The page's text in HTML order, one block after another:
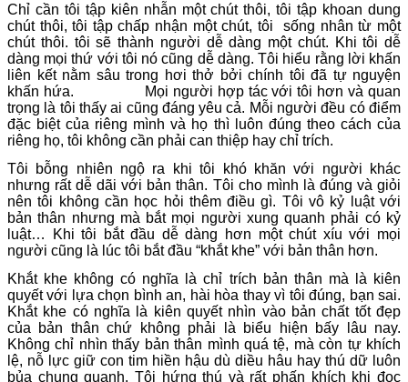
Chỉ cần tôi tập kiên nhẫn một chút thôi, tôi tập khoan dung
chút thôi, tôi tập chấp nhận một chút, tôi sống nhân từ một
chút thôi. tôi sẽ thành người dễ dàng một chút. Khi tôi dễ
dàng mọi thứ với tôi nó cũng dễ dàng. Tôi hiểu rằng lời khấn
liên kết nằm sâu trong hơi thở bởi chính tôi đã tự nguyện
khấn hứa.
Mọi người hợp tác với tôi hơn và quan
trọng là tôi thấy ai cũng đáng yêu cả. Mỗi người đều có điểm
đặc biệt của riêng mình và họ thì luôn đúng theo cách của
riêng họ, tôi không cần phải can thiệp hay chỉ trích.
Tôi bỗng nhiên ngộ ra khi tôi khó khăn với người khác
nhưng rất dễ dãi với bản thân. Tôi cho mình là đúng và giỏi
nên tôi không cần học hỏi thêm điều gì. Tôi vô kỷ luật với
bản thân nhưng mà bắt mọi người xung quanh phải có kỷ
luật… Khi tôi bắt đầu dễ dàng hơn một chút xíu với mọi
người cũng là lúc tôi bắt đầu “khắt khe” với bản thân hơn.
Khắt khe không có nghĩa là chỉ trích bản thân mà là kiên
quyết với lựa chọn bình an, hài hòa thay vì tôi đúng, bạn sai.
Khắt khe có nghĩa là kiên quyết nhìn vào bản chất tốt đẹp
của bản thân chứ không phải là biểu hiện bấy lâu nay.
Không chỉ nhìn thấy bản thân mình quá tệ, mà còn tự khích
lệ, nỗ lực giữ con tim hiền hậu dù diều hâu hay thú dữ luôn
bủa chung quanh. Tôi hứng thú và rất phấn khích khi đọc